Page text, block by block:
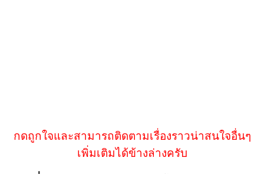
กดถูกใจและสามารถติดตามเรื่องราวน่าสนใจอื่นๆ
เพิ่มเติมได้ข้างล่างครับ